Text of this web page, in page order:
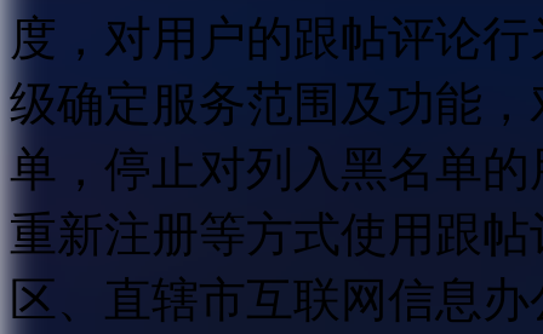
度，对用户的跟帖评论
级确定服务范围及功能
单，停止对列入黑名单
重新注册等方式使用跟
区、直辖市互联网信息